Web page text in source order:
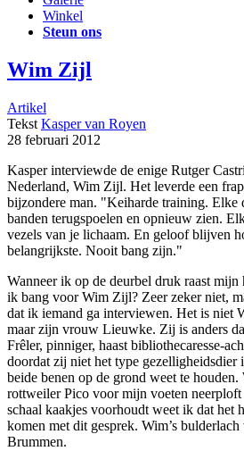
Winkel
Steun ons
Wim Zijl
Artikel
Tekst Kasper van Royen
28 februari 2012
Kasper interviewde de enige Rutger
Nederland, Wim Zijl. Het leverde een
bijzondere man. "Keiharde training. Elke
banden terugspoelen en opnieuw zien.
vezels van je lichaam. En geloof blijven
belangrijkste. Nooit bang zijn."
Wanneer ik op de deurbel druk raast
ik bang voor Wim Zijl? Zeer zeker niet,
dat ik iemand ga interviewen. Het is niet
maar zijn vrouw Lieuwke. Zij is anders
Frêler, pinniger, haast bibliothecaresse-
doordat zij niet het type gezelligheidsdier
beide benen op de grond weet te
rottweiler Pico voor mijn voeten
schaal kaakjes voorhoudt weet ik dat het
komen met dit gesprek. Wim’s
Brummen.